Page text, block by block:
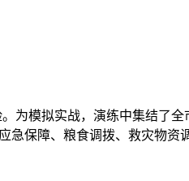
为模拟实战，演练中集结了
急保障、粮食调拨、救灾物资